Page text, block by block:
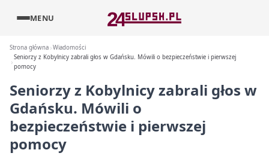
MENU
Strona główna Wiadomości
Seniorzy z Kobylnicy zabrali głos w Gdańsku. Mówili o bezpieczeństwie i pierwszej
pomocy
Seniorzy z Kobylnicy zabrali głos w
Gdańsku. Mówili o
bezpieczeństwie i pierwszej
pomocy